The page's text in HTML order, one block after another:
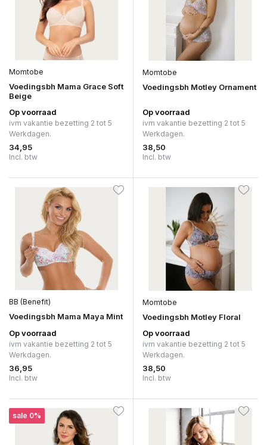
Momtobe
Voedingsbh Mama Grace Soft
Beige
Op voorraad
ivm vakantie bezetting 2 tot 5
Werkdagen.
34,95
Incl. btw
Momtobe
Voedingsbh Motley Ornament
Op voorraad
ivm vakantie bezetting 2 tot 5
Werkdagen.
38,50
Incl. btw
BB (Benefit)
Voedingsbh Mama Maya Mint
Op voorraad
ivm vakantie bezetting 2 tot 5
Werkdagen.
36,95
Incl. btw
Momtobe
Voedingsbh Motley Floral
Op voorraad
ivm vakantie bezetting 2 tot 5
Werkdagen.
38,50
Incl. btw
sale 0%